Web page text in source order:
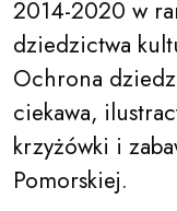
2014-2020 w
dziedzictwa
Ochrona
ciekawa,
krzyżówki i
Pomorskiej.